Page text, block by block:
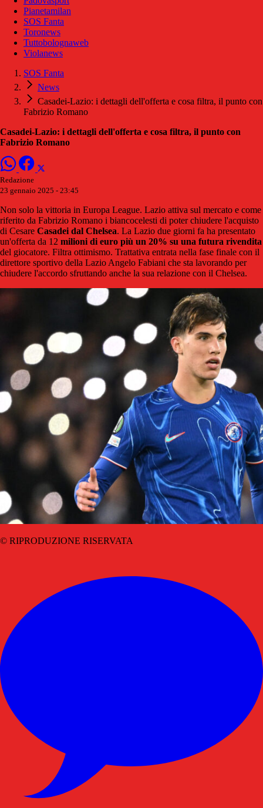
Pianetamilan
SOS Fanta
Toronews
Tuttobolognaweb
Violanews
SOS Fanta
News
Casadei-Lazio: i dettagli dell'offerta e cosa filtra, il punto con
Fabrizio Romano
Casadei-Lazio: i dettagli dell'offerta e cosa filtra, il punto con
Fabrizio Romano
Redazione
23 gennaio 2025 - 23:45
Non solo la vittoria in Europa League. Lazio attiva sul mercato e come
riferito da Fabrizio Romano i biancocelesti di poter chiudere l'acquisto
di Cesare Casadei dal Chelsea. La Lazio due giorni fa ha presentato
un'offerta da 12 milioni di euro più un 20% su una futura rivendita
del giocatore. Filtra ottimismo. Trattativa entrata nella fase finale con il
direttore sportivo della Lazio Angelo Fabiani che sta lavorando per
chiudere l'accordo sfruttando anche la sua relazione con il Chelsea.
© RIPRODUZIONE RISERVATA